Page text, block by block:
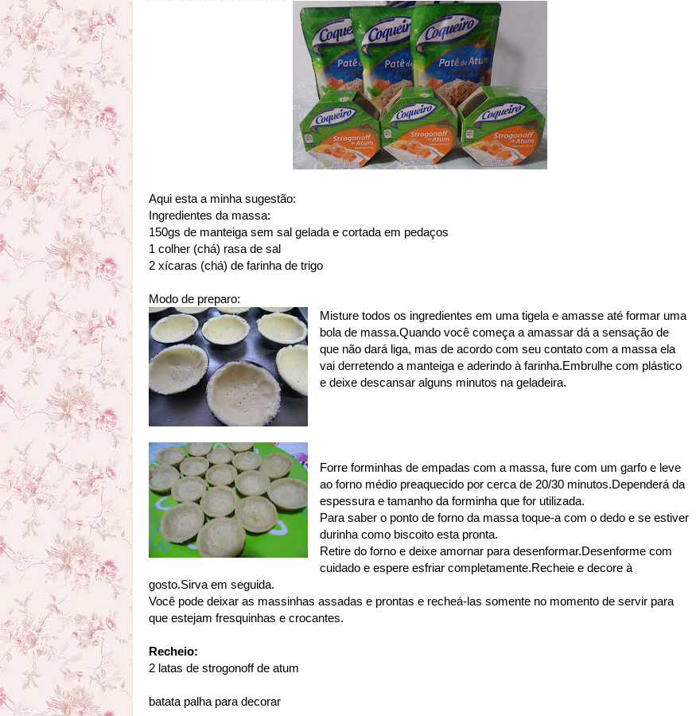
Aqui esta a minha sugestão:
Ingredientes da massa:
150gs de manteiga sem sal gelada e cortada em pedaços
1 colher (chá) rasa de sal
2 xícaras (chá) de farinha de trigo
Modo de preparo:
Misture todos os ingredientes em uma tigela e amasse até formar uma
bola de massa.Quando você começa a amassar dá a sensação de
que não dará liga, mas de acordo com seu contato com a massa ela
vai derretendo a manteiga e aderindo à farinha.Embrulhe com plástico
e deixe descansar alguns minutos na geladeira.
Forre forminhas de empadas com a massa, fure com um garfo e leve
ao forno médio preaquecido por cerca de 20/30 minutos.Dependerá da
espessura e tamanho da forminha que for utilizada.
Para saber o ponto de forno da massa toque-a com o dedo e se estiver
durinha como biscoito esta pronta.
Retire do forno e deixe amornar para desenformar.Desenforme com
cuidado e espere esfriar completamente.Recheie e decore à
gosto.Sirva em seguida.
Você pode deixar as massinhas assadas e prontas e recheá-las somente no momento de servir para
que estejam fresquinhas e crocantes.
Recheio:
2 latas de strogonoff de atum
batata palha para decorar